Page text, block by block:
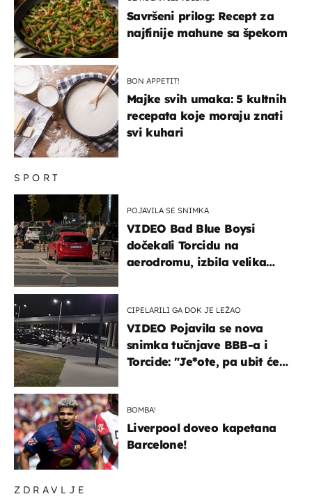
ZDRAVLJE
SPORT
POJAVILA SE SNIMKA
VIDEO Bad Blue Boysi
dočekali Torcidu na
aerodromu, izbila velika
CIPELARILI GA DOK JE LEŽAO
VIDEO Pojavila se nova
snimka tučnjave BBB-a i
Torcide: "Je*ote, pa ubit će
BOMBA!
Liverpool doveo kapetana
Barcelone!
Savršeni prilog: Recept za
najfinije mahune sa špekom
BON APPETIT!
Majke svih umaka: 5 kultnih
recepata koje moraju znati
svi kuhari